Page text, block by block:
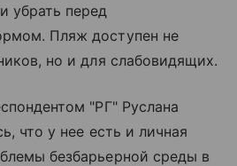
убрать перед
Пляж доступен не
но и для слабовидящих.
"РГ" Руслана
что у нее есть и личная
безбарьерной среды в